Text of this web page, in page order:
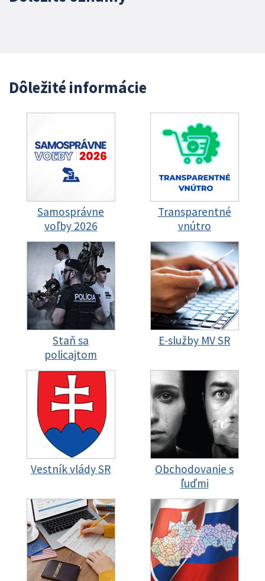
Dôležité informácie
Samosprávne
voľby 2026
Transparentné
vnútro
Staň sa
policajtom
E-služby MV SR
Vestník vlády SR
Obchodovanie s
ľuďmi